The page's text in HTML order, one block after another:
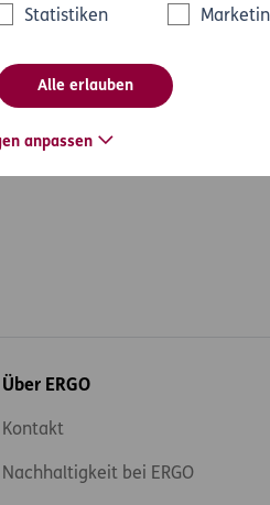
Statistiken
Alle erlauben
anpassen
Über ERGO
Kontakt
Nachhaltigkeit bei ERGO